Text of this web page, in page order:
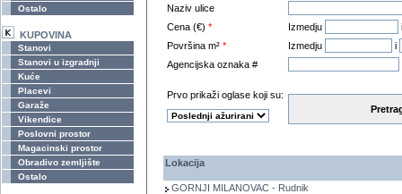
Ostalo
KUPOVINA
Stanovi
Stanovi u izgradnji
Kuće
Placevi
Garaže
Vikendice
Poslovni prostor
Magacinski prostor
Obradivo zemljište
Ostalo
Naziv ulice
Cena (€) * Izmedju
Površina m² * Izmedju
i
Agencijska oznaka #
Prvo prikaži oglase koji su:
Lokacija
GORNJI MILANOVAC - Rudnik